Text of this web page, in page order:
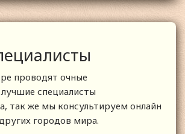
проводят очные
специалисты
так же мы консультируем онлайн
городов мира.